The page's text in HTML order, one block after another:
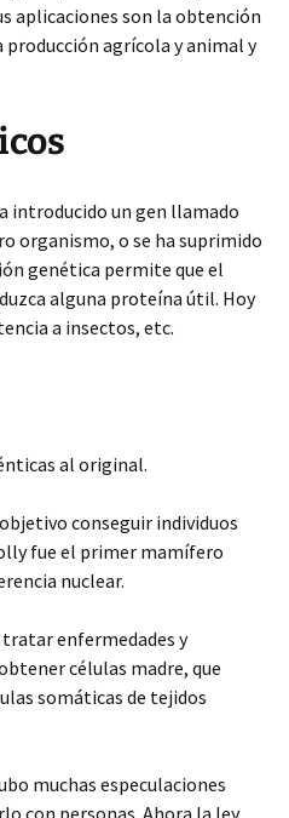
aplicaciones son la obtención
agrícola y animal y
introducido un gen llamado
organismo, o se ha suprimido
genética permite que el
alguna proteína útil. Hoy
a insectos, etc.
al original.
conseguir individuos
fue el primer mamífero
nuclear.
tratar enfermedades y
células madre, que
somáticas de tejidos
muchas especulaciones
con personas. Ahora la ley